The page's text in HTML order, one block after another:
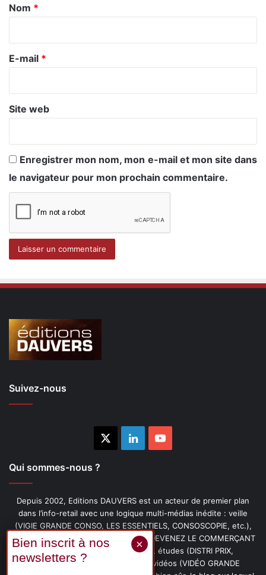
a
r
e
Nom *
E-mail *
Site web
Enregistrer mon nom, mon e-mail et mon site dans
le navigateur pour mon prochain commentaire.
Suivez-nous
LinkedinYouTube
Qui sommes-nous ?
Depuis 2002, Editions DAUVERS est un acteur de premier plan
dans l’info-retail avec une logique multi-médias inédite : veille
(VIGIE GRANDE CONSO, LES ESSENTIELS, CONSOSCOPIE, etc.),
livres (PENSER-CLIENT, IMAGE-PRIX, DEVENEZ LE COMMERÇANT
PRÉFÉRÉ DE VOS CLIENTS, etc.), études (DISTRI PRIX,
PROMOFLASH, DRIVE INSIGHTS), vidéos (VIDÉO GRANDE